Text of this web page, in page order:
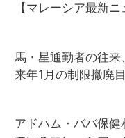
【マレーシア最新ニ
馬・星通勤者の往来、
来年1月の制限撤廃
アドハム・ババ保